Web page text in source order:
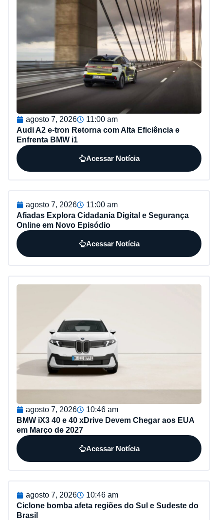
agosto 7, 2026
11:00 am
Audi A2 e-tron Retorna com Alta Eficiência e
Enfrenta BMW i1
Acessar Notícia
agosto 7, 2026
11:00 am
Afiadas Explora Cidadania Digital e Segurança
Online em Novo Episódio
Acessar Notícia
agosto 7, 2026
10:46 am
BMW iX3 40 e 40 xDrive Devem Chegar aos EUA
em Março de 2027
Acessar Notícia
agosto 7, 2026
10:46 am
Ciclone bomba afeta regiões do Sul e Sudeste do
Brasil